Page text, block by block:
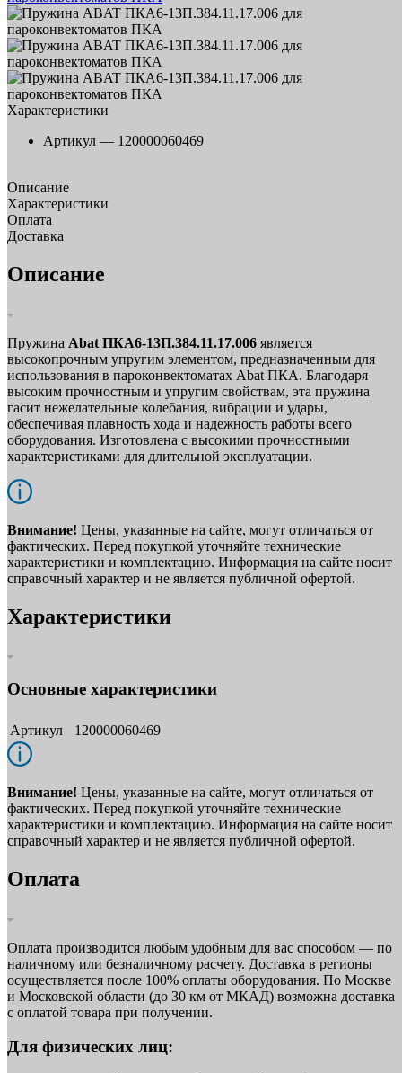
Характеристики
Артикул — 120000060469
Описание
Характеристики
Оплата
Доставка
Описание
Пружина Abat ПКА6-13П.384.11.17.006 является
высокопрочным упругим элементом, предназначенным для
использования в пароконвектоматах Abat ПКА. Благодаря
высоким прочностным и упругим свойствам, эта пружина
гасит нежелательные колебания, вибрации и удары,
обеспечивая плавность хода и надежность работы всего
оборудования. Изготовлена с высокими прочностными
характеристиками для длительной эксплуатации.
Внимание! Цены, указанные на сайте, могут отличаться от
фактических. Перед покупкой уточняйте технические
характеристики и комплектацию. Информация на сайте носит
справочный характер и не является публичной офертой.
Характеристики
Основные характеристики
Артикул 120000060469
Внимание! Цены, указанные на сайте, могут отличаться от
фактических. Перед покупкой уточняйте технические
характеристики и комплектацию. Информация на сайте носит
справочный характер и не является публичной офертой.
Оплата
Оплата производится любым удобным для вас способом — по
наличному или безналичному расчету. Доставка в регионы
осуществляется после 100% оплаты оборудования. По Москве
и Московской области (до 30 км от МКАД) возможна доставка
с оплатой товара при получении.
Для физических лиц: